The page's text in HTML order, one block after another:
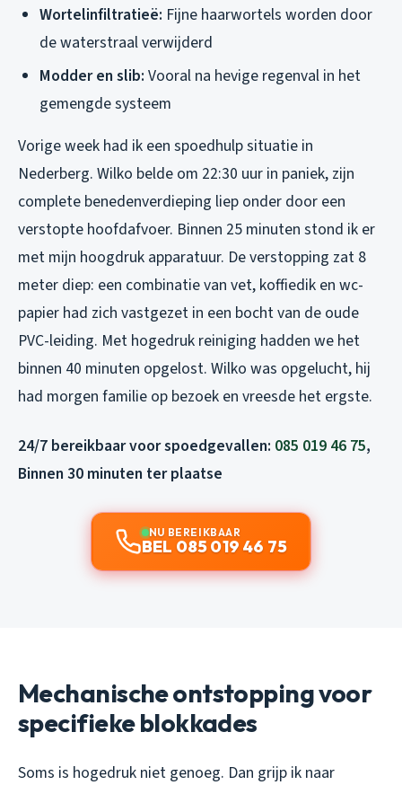
Wortelinfiltratieë: Fijne haarwortels worden door
de waterstraal verwijderd
Modder en slib: Vooral na hevige regenval in het
gemengde systeem
Vorige week had ik een spoedhulp situatie in
Nederberg. Wilko belde om 22:30 uur in paniek, zijn
complete benedenverdieping liep onder door een
verstopte hoofdafvoer. Binnen 25 minuten stond ik er
met mijn hoogdruk apparatuur. De verstopping zat 8
meter diep: een combinatie van vet, koffiedik en wc-
papier had zich vastgezet in een bocht van de oude
PVC-leiding. Met hogedruk reiniging hadden we het
binnen 40 minuten opgelost. Wilko was opgelucht, hij
had morgen familie op bezoek en vreesde het ergste.
24/7 bereikbaar voor spoedgevallen: 085 019 46 75,
Binnen 30 minuten ter plaatse
NU BEREIKBAAR
BEL 085 019 46 75
Mechanische ontstopping voor
specifieke blokkades
Soms is hogedruk niet genoeg. Dan grijp ik naar